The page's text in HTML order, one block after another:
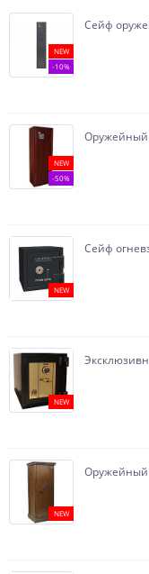
NEW
-10%
Сейф
NEW
-50%
Оружейный
NEW
Сейф
NEW
NEW
Оружейный